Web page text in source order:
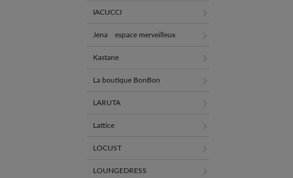
IACUCCI
Jena espace merveilleux
Kastane
La boutique BonBon
LARUTA
Lattice
LOCUST
LOUNGEDRESS